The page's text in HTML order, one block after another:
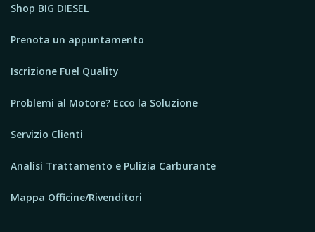
Shop BIG DIESEL
Prenota un appuntamento
Iscrizione Fuel Quality
Problemi al Motore? Ecco la Soluzione
Servizio Clienti
Analisi Trattamento e Pulizia Carburante
Mappa Officine/Rivenditori